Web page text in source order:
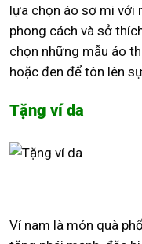
lựa chọn áo sơ mi với
phong cách và sở
chọn những mẫu áo
hoặc đen để tôn lên
Tặng ví da
Ví nam là món quà